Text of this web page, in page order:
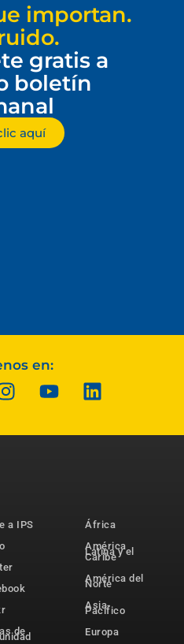
importan.
gratis a
boletín
aquí
en:
a IPS
de
África
América
Latina y el
Caribe
América del
Norte
Asia-
Pacífico
Europa